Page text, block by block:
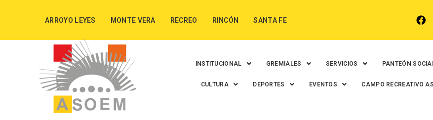
ARROYO LEYES MONTE VERA RECREO RINCÓN SANTA FE
INSTITUCIONAL GREMIALES SERVICIOS PANTEÓN
CULTURA DEPORTES EVENTOS CAMPO RECREATIVO